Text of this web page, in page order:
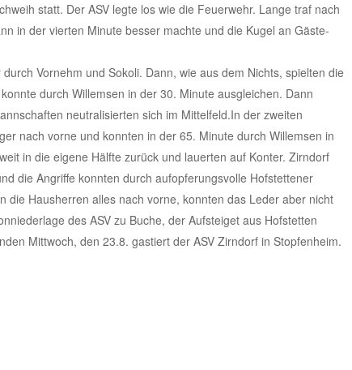
statt. Der ASV legte los wie die Feuerwehr. Lange traf nach
in der vierten Minute besser machte und die Kugel an Gäste-
Vornehm und Sokoli. Dann, wie aus dem Nichts, spielten die
durch Willemsen in der 30. Minute ausgleichen. Dann
neutralisierten sich im Mittelfeld.In der zweiten
nach vorne und konnten in der 65. Minute durch Willemsen in
in die eigene Hälfte zurück und lauerten auf Konter. Zirndorf
die Angriffe konnten durch aufopferungsvolle Hofstettener
die Hausherren alles nach vorne, konnten das Leder aber nicht
des ASV zu Buche, der Aufsteiget aus Hofstetten
Mittwoch, den 23.8. gastiert der ASV Zirndorf in Stopfenheim.